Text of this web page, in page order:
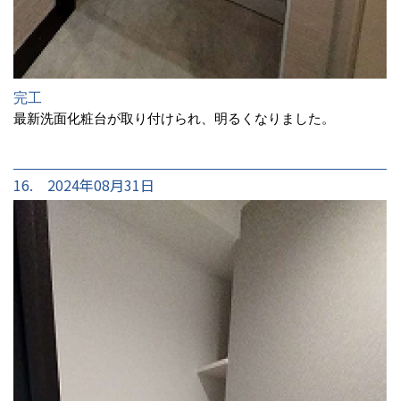
完工
最新洗面化粧台が取り付けられ、明るくなりました。
16. 2024年08月31日